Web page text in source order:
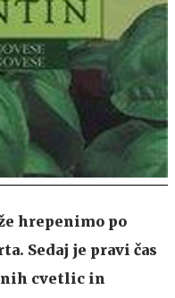
hrepenimo po
Sedaj je pravi čas
cvetlic in